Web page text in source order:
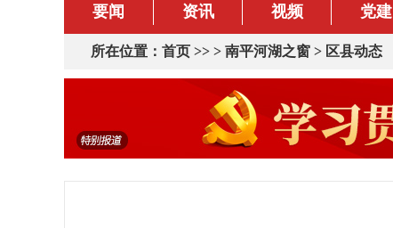
要闻 资讯 视频 党建
所在位置： 首页 >> > 南平河湖之窗 > 区县动态